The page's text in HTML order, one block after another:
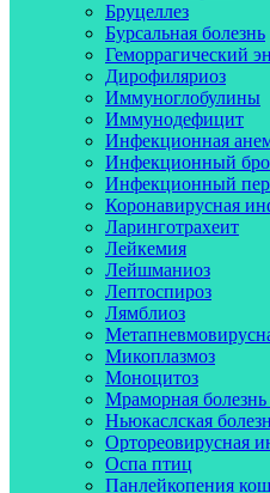
Бруцеллез
Бурсальная болезнь
Геморрагический
Дирофиляриоз
Иммуноглобулины
Иммунодефицит
Инфекционная
Инфекционный
Инфекционный
Коронавирусная
Ларинготрахеит
Лейкемия
Лейшманиоз
Лептоспироз
Лямблиоз
Микоплазмоз
Моноцитоз
Мраморная болезнь
Ньюкаслская
Ортореовирусная
Оспа птиц
Панлейкопения